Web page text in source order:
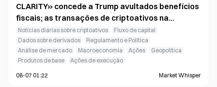
CLARITY» concede a Trump avultados benefícios
fiscais; as transações de criptoativos na
Tailândia estão isentas do imposto sobre mais-
valias
Notícias diárias sobre criptoativos
Fluxo de capital
Dados sobre derivados
Regulamento e Política
Análise de mercado
Macroeconomia Ações
Geopolítica
Produtos de base
Ações de execução
08-07 01:22 Market Whisper